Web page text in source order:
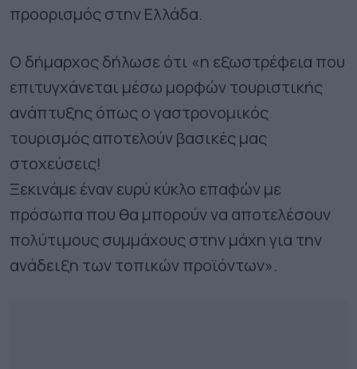
προορισμός στην Ελλάδα.
Ο δήμαρχος δήλωσε ότι «η εξωστρέφεια που
επιτυγχάνεται μέσω μορφών τουριστικής
ανάπτυξης όπως ο γαστρονομικός
τουρισμός αποτελούν βασικές μας
στοχεύσεις!
Ξεκινάμε έναν ευρύ κύκλο επαφών με
πρόσωπα που θα μπορούν να αποτελέσουν
πολύτιμους συμμάχους στην μάχη για την
ανάδειξη των τοπικών προϊόντων».